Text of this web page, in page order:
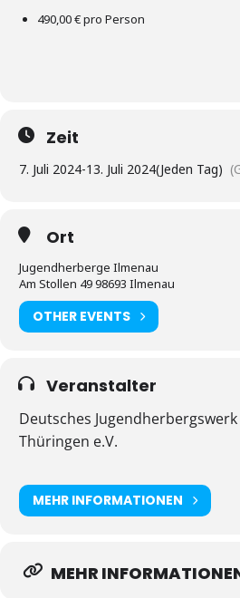
490,00 € pro Person
Zeit
7. Juli 2024-13. Juli 2024(Jeden Tag)
Ort
Jugendherberge Ilmenau
Am Stollen 49 98693 Ilmenau
OTHER EVENTS
Veranstalter
Deutsches
Thüringen e.V.
MEHR INFORMATIONEN
MEHR